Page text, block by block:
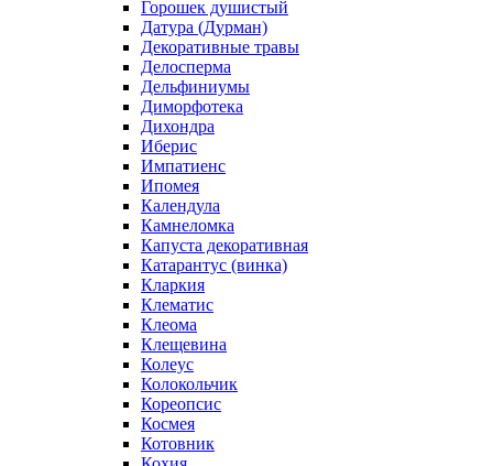
Горошек душистый
Датура (Дурман)
Декоративные травы
Делосперма
Дельфиниумы
Диморфотека
Дихондра
Иберис
Импатиенс
Ипомея
Календула
Камнеломка
Капуста декоративная
Катарантус (винка)
Кларкия
Клематис
Клеома
Клещевина
Колеус
Колокольчик
Кореопсис
Космея
Котовник